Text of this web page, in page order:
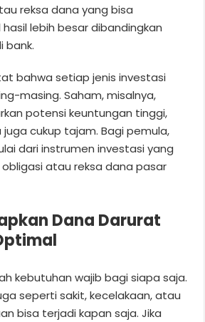
reksa dana yang bisa
lebih besar dibandingkan
bank.
bahwa setiap jenis investasi
masing. Saham, misalnya,
potensi keuntungan tinggi,
cukup tajam. Bagi pemula,
dari instrumen investasi yang
atau reksa dana pasar
Dana Darurat
kebutuhan wajib bagi siapa saja.
seperti sakit, kecelakaan, atau
bisa terjadi kapan saja. Jika